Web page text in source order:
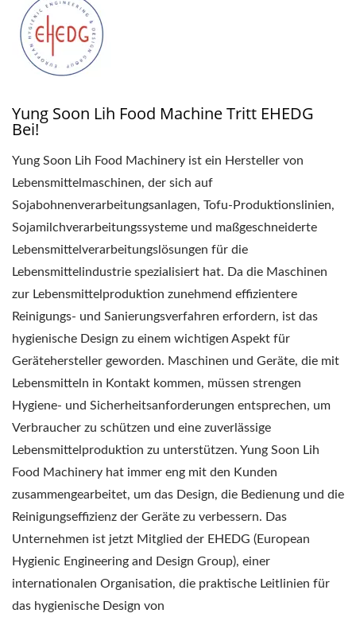
Yung Soon Lih Food Machine Tritt EHEDG
Bei!
Yung Soon Lih Food Machinery ist ein Hersteller von
Lebensmittelmaschinen, der sich auf
Sojabohnenverarbeitungsanlagen, Tofu-Produktionslinien,
Sojamilchverarbeitungssysteme und maßgeschneiderte
Lebensmittelverarbeitungslösungen für die
Lebensmittelindustrie spezialisiert hat. Da die Maschinen
zur Lebensmittelproduktion zunehmend effizientere
Reinigungs- und Sanierungsverfahren erfordern, ist das
hygienische Design zu einem wichtigen Aspekt für
Gerätehersteller geworden. Maschinen und Geräte, die mit
Lebensmitteln in Kontakt kommen, müssen strengen
Hygiene- und Sicherheitsanforderungen entsprechen, um
Verbraucher zu schützen und eine zuverlässige
Lebensmittelproduktion zu unterstützen. Yung Soon Lih
Food Machinery hat immer eng mit den Kunden
zusammengearbeitet, um das Design, die Bedienung und die
Reinigungseffizienz der Geräte zu verbessern. Das
Unternehmen ist jetzt Mitglied der EHEDG (European
Hygienic Engineering and Design Group), einer
internationalen Organisation, die praktische Leitlinien für
das hygienische Design von